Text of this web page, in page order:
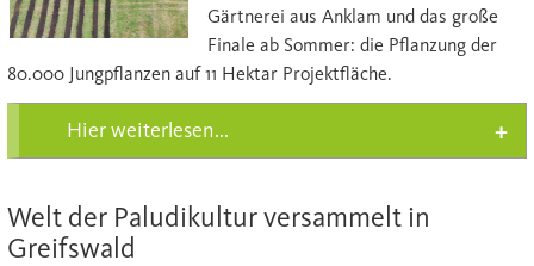
Gärtnerei aus Anklam und das große
Finale ab Sommer: die Pflanzung der
80.000 Jungpflanzen auf 11 Hektar Projektfläche.
Hier weiterlesen...
Welt der Paludikultur versammelt in
Greifswald